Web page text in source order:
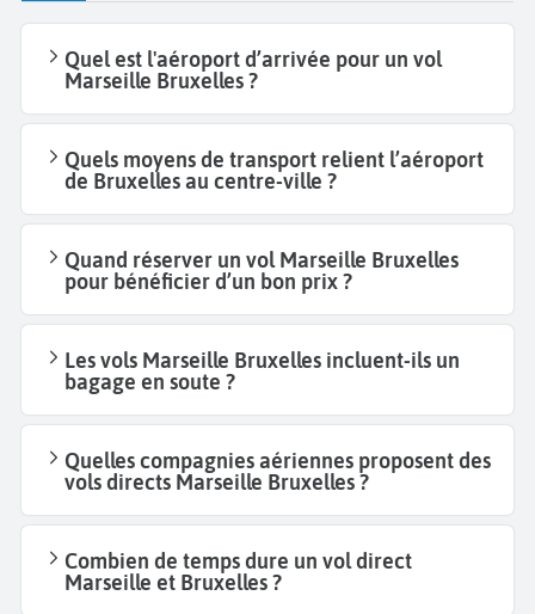
Quel est l'aéroport d’arrivée pour un vol
Marseille Bruxelles ?
Quels moyens de transport relient l’aéroport
de Bruxelles au centre-ville ?
Quand réserver un vol Marseille Bruxelles
pour bénéficier d’un bon prix ?
Les vols Marseille Bruxelles incluent-ils un
bagage en soute ?
Quelles compagnies aériennes proposent des
vols directs Marseille Bruxelles ?
Combien de temps dure un vol direct
Marseille et Bruxelles ?